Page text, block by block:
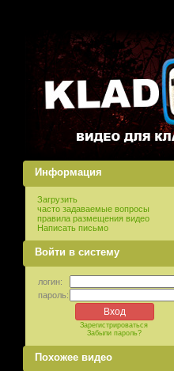
Информация
Загрузить
часто задаваемые вопросы
правила размещения видео
Написать письмо
Войти в систему
логин:
пароль:
Зарегистрироваться
Забыли пароль?
Похожее видео